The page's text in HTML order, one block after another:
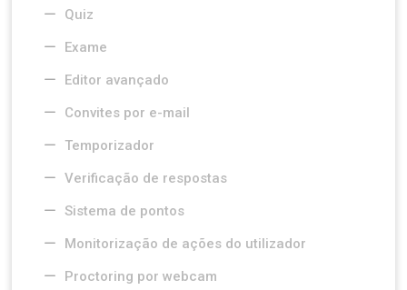
Quiz
Exame
Editor avançado
Convites por e-mail
Temporizador
Verificação de respostas
Sistema de pontos
Monitorização de ações do utilizador
Proctoring por webcam